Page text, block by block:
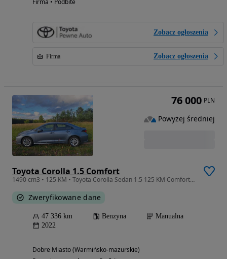
Firma • Podbite
Zobacz ogłoszenia
Firma Zobacz ogłoszenia
Toyota Corolla 1.5 Comfort
1490 cm3 • 125 KM • Toyota Corolla Sedan 1.5 125 KM Comfort | Salon PL | ASO | Bezwypadkow
Zweryfikowane dane
47 336 km Benzyna
Manualna
2022
Dobre Miasto (Warmińsko-mazurskie)
76 000 PLN
Powyżej średniej